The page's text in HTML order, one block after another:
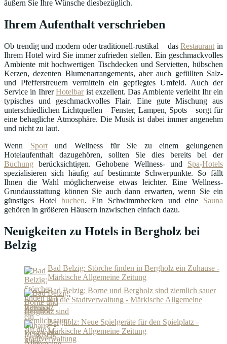
äußern Sie Ihre Wünsche diesbezüglich.
Ihrem Aufenthalt verschrieben
Ob trendig und modern oder traditionell-rustikal – dasRestaurant in
Ihrem Hotel wird Sie immer zufrieden stellen. Ein geschmackvolles
Ambiente mit hochwertigen Tischdecken und Servietten, hübschen
Kerzen, dezenten Blumenarrangements, aber auch gefüllten Salz-
und Pfefferstreuern vermitteln ein gepflegtes Umfeld. Auch der
Service in IhrerHotelbarist exzellent. Das Ambiente verleiht Ihr ein
typisches und geschmackvolles Flair. Eine gute Mischung aus
unterschiedlichen Lichtquellen – Fenster, Lampen, Spots – sorgt für
eine behagliche Atmosphäre. Die Musik ist dabei immer angenehm
und nicht zu laut.
Wenn Sportund Wellness für Sie zu einem gelungenen
Hotelaufenthalt dazugehören, sollten Sie dies bereits bei der
Buchung berücksichtigen. Gehobene Wellness- und Spa-Hotels
spezialisieren sich häufig auf bestimmte Schwerpunkte. So fällt
Ihnen die Wahl möglicherweise etwas leichter. Eine Wellness-
Grundausstattung können Sie auch dann erwarten, wenn Sie ein
günstiges Hotelbuchen. Ein Schwimmbecken und eine Sauna
gehören in größeren Häusern inzwischen einfach dazu.
Neuigkeiten zu Hotels in Bergholz bei
Belzig
Bad Belzig: Störche finden in Bergholz ein Zuhause -
Märkische Allgemeine Zeitung
Bad Belzig: Borne und Bergholz sind ziemlich sauer
auf die Stadtverwaltung - Märkische Allgemeine
Zeitung
Bergholz: Neue Spielgeräte für den Spielplatz -
Märkische Allgemeine Zeitung